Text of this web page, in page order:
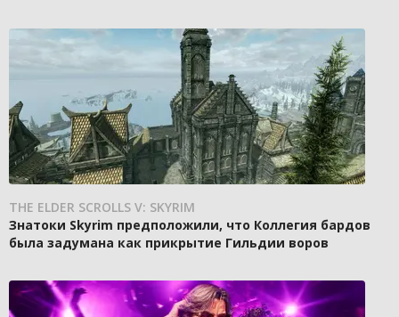
THE ELDER SCROLLS V: SKYRIM
Знатоки Skyrim предположили, что Коллегия бардов
была задумана как прикрытие Гильдии воров